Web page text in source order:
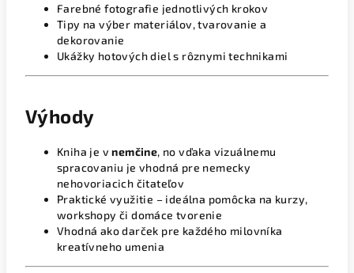
Farebné fotografie jednotlivých krokov
Tipy na výber materiálov, tvarovanie a
dekorovanie
Ukážky hotových diel s rôznymi technikami
Výhody
Kniha je vnemčine, no vďaka vizuálnemu
spracovaniu je vhodná pre nemecky
nehovoriacich čitateľov
Praktické využitie – ideálna pomôcka na kurzy,
workshopy či domáce tvorenie
Vhodná ako darček pre každého milovníka
kreatívneho umenia